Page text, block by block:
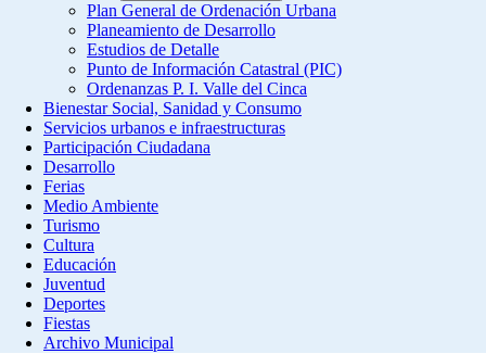
Plan General de Ordenación Urbana
Planeamiento de Desarrollo
Estudios de Detalle
Punto de Información Catastral (PIC)
Ordenanzas P. I. Valle del Cinca
Bienestar Social, Sanidad y Consumo
Servicios urbanos e infraestructuras
Participación Ciudadana
Desarrollo
Ferias
Medio Ambiente
Turismo
Cultura
Educación
Juventud
Deportes
Fiestas
Archivo Municipal